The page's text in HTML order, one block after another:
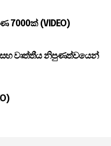
(VIDEO)
සහ වෘත්තීය නිපුණත්වයෙන්